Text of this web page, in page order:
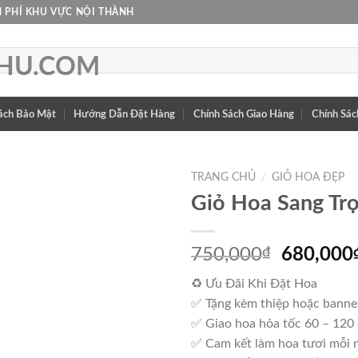
KHU VỰC NỘI THÀNH
Bảo Mật Hướng Dẫn Đặt Hàng Chính Sách Giao Hàng Chính
TRANG CHỦ / GIỎ HOA ĐẸP
Giỏ Hoa Sang
750,000₫
Giá
là:
680,000
♻ Ưu Đãi Khi Đặt Hoa
✅ Tặng kèm thiệp hoặc
✅ Giao hoa hỏa tốc 60 –
✅ Cam kết làm hoa tươi mỗi